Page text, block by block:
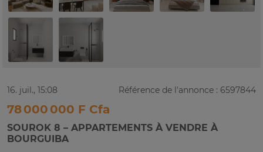
16. juil., 15:08 Référence de l'annonce : 6597844
78 000 000 F Cfa
SOUROK 8 – APPARTEMENTS À VENDRE À
BOURGUIBA